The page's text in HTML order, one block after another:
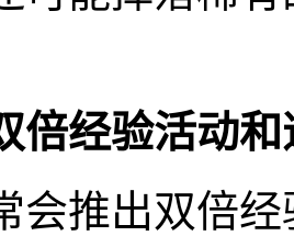
倍经验活动和
会推出双倍